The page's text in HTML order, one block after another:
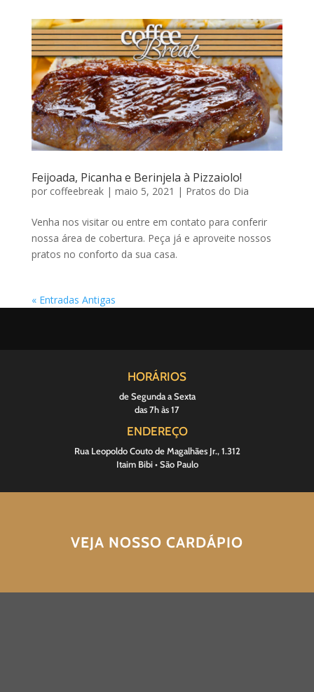
Feijoada, Picanha e Berinjela à Pizzaiolo!
por coffeebreak| maio 5, 2021 | Pratos do Dia
Venha nos visitar ou entre em contato para conferir
nossa área de cobertura. Peça já e aproveite nossos
pratos no conforto da sua casa.
« Entradas Antigas
HORÁRIOS
de Segunda a Sexta
das 7h às 17
ENDEREÇO
Rua Leopoldo Couto de Magalhães Jr., 1.312
Itaim Bibi • São Paulo
VEJA NOSSO CARDÁPIO